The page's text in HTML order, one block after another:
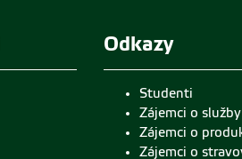
Odkazy
Studenti
Zájemci o služby
Zájemci o
Zájemci o